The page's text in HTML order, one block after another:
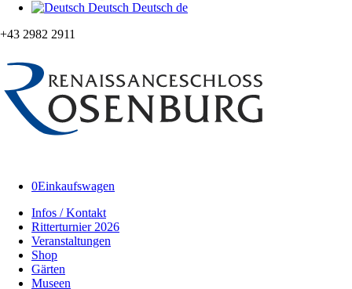
Deutsch Deutsch de
+43 2982 2911
0Einkaufswagen
Infos / Kontakt
Ritterturnier 2026
Veranstaltungen
Shop
Gärten
Museen